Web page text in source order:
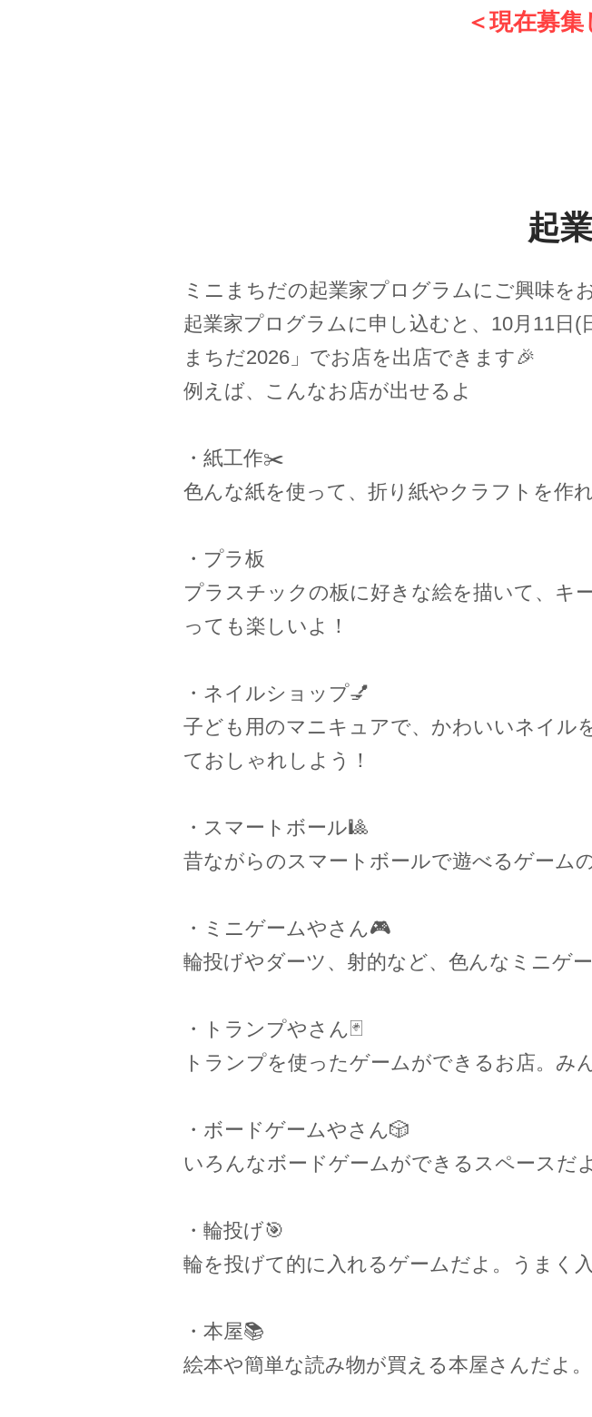
＜現在募
起
ミニまちだの起業家プログラムにご興味を
起業家プログラムに申し込むと、10月11日
まちだ2026」でお店を出店できます🎉
例えば、こんなお店が出せるよ
・紙工作✂️
色んな紙を使って、折り紙やクラフトを作
・プラ板
プラスチックの板に好きな絵を描いて、キ
っても楽しいよ！
・ネイルショップ💅
子ども用のマニキュアで、かわいいネイル
ておしゃれしよう！
・スマートボール🎱
昔ながらのスマートボールで遊べるゲーム
・ミニゲームやさん🎮
輪投げやダーツ、射的など、色んなミニゲ
・トランプやさん🃏
トランプを使ったゲームができるお店。み
・ボードゲームやさん🎲
いろんなボードゲームができるスペースだ
・輪投げ🎯
輪を投げて的に入れるゲームだよ。うまく
・本屋📚
絵本や簡単な読み物が買える本屋さんだよ